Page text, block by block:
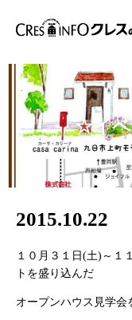
☆イベ
2015.10.22
１０月３１日(土)～１
トを盛り込んだ
オープンハウス見学会